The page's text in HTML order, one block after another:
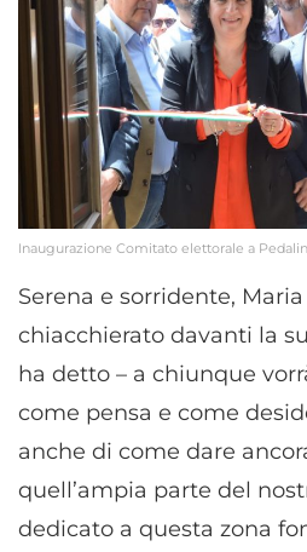
Inaugurazione Comitato elettorale a
Serena e sorridente,
chiacchierato davanti la
ha detto – a chiunque
come pensa e come
anche di come dare
quell’ampia parte del
dedicato a questa zona